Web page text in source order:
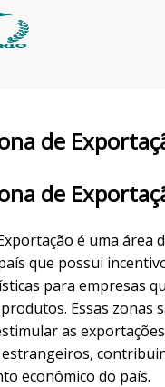
de
de
é uma área
que possui
para empresas
Essas zonas
as
econômico do país.